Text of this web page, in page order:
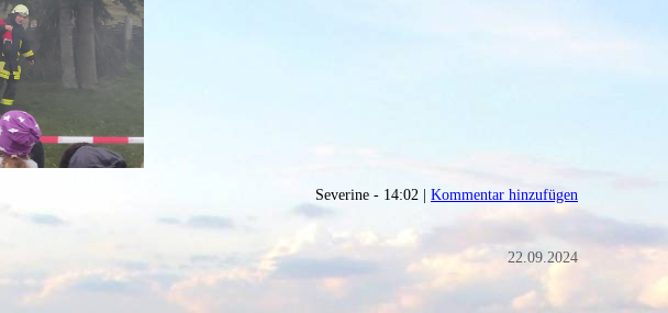
Severine - 14:02 | Kommentar hinzufügen
22.09.2024